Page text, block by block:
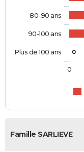
0
80-90 ans
90-100 ans
Plus de 100 ans
0
Famille SARLIEVE